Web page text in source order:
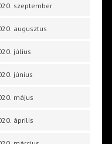
szeptember
augusztus
július
június
május
április